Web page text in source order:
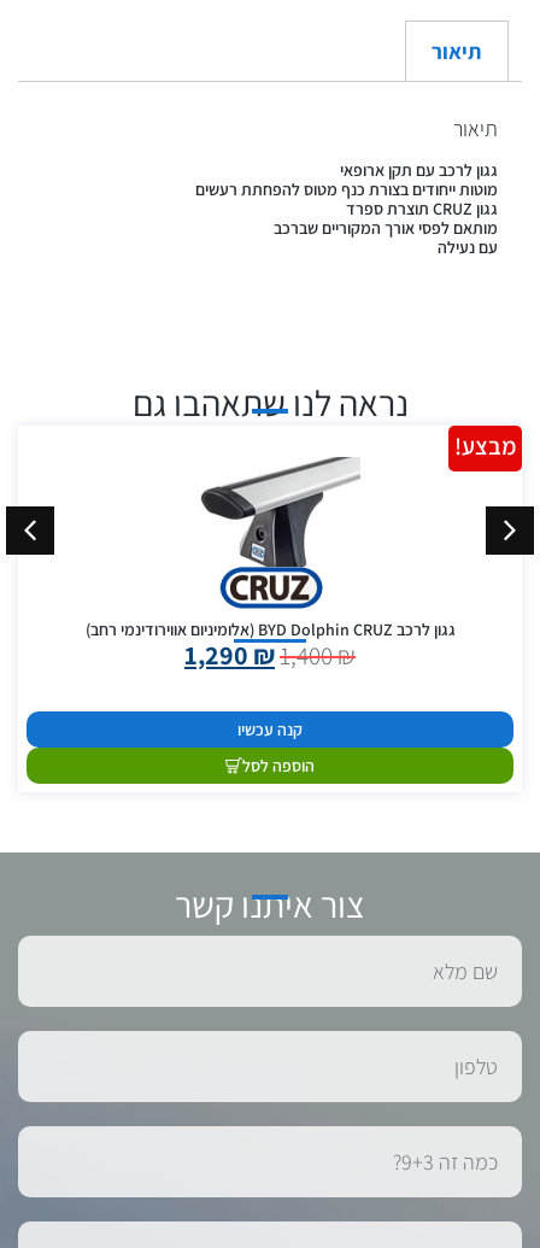
תיאור
תיאור
גגון לרכב עם תקן ארופאי
מוטות ייחודים בצורת כנף מטוס להפחתת רעשים
גגון CRUZ תוצרת ספרד
מותאם לפסי אורך המקוריים שברכב
עם נעילה
נראה לנו שתאהבו גם
גגון לרכב BYD Dolphin CRUZ (אלומיניום אווירודינמי רחב)
1,400₪
1,290 ₪
קנה עכשיו
הוספה לסל
מבצע!
צור איתנו קשר